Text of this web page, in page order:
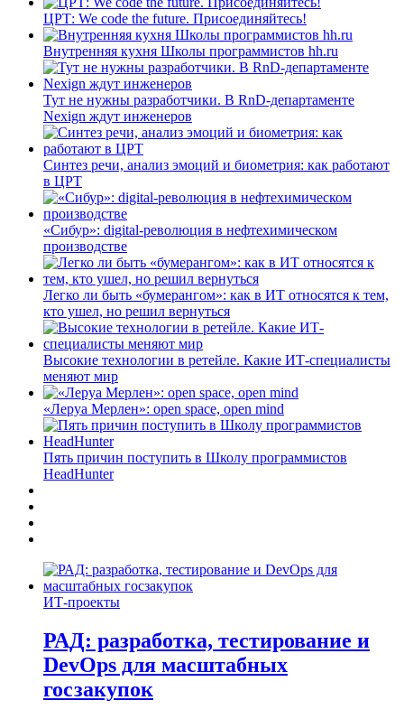
ЦРТ: We code the future. Присоединяйтесь!
Внутренняя кухня Школы программистов hh.ru
Тут не нужны разработчики. В RnD-департаменте
Nexign ждут инженеров
Синтез речи, анализ эмоций и биометрия: как работают
в ЦРТ
«Сибур»: digital-революция в нефтехимическом
производстве
Легко ли быть «бумерангом»: как в ИТ относятся к тем,
кто ушел, но решил вернуться
Высокие технологии в ретейле. Какие ИТ-специалисты
меняют мир
«Леруа Мерлен»: open space, open mind
Пять причин поступить в Школу программистов
HeadHunter
ИТ-проекты
РАД: разработка, тестирование и
DevOps для масштабных
госзакупок